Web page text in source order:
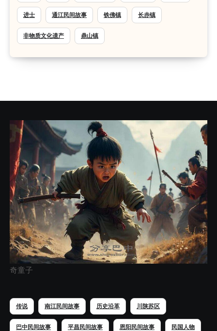
进士 通江民间故事 铁佛镇 长赤镇
非物质文化遗产 鼎山镇
奇童子
传说 南江民间故事 历史沿革 川陕苏区
巴中民间故事 平昌民间故事 恩阳民间故事 民国人物